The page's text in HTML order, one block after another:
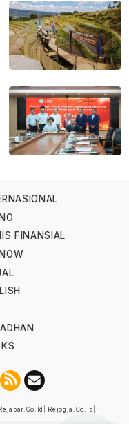
FINANSIAL
Rejogja.co.id